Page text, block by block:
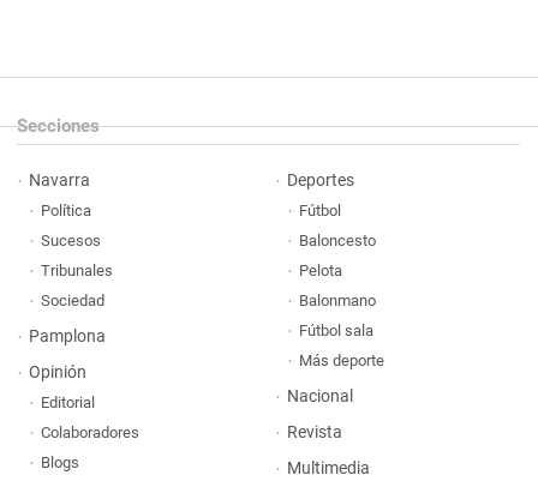
Secciones
Navarra
Política
Sucesos
Tribunales
Sociedad
Pamplona
Opinión
Editorial
Colaboradores
Blogs
Deportes
Fútbol
Baloncesto
Pelota
Balonmano
Fútbol sala
Más deporte
Nacional
Revista
Multimedia